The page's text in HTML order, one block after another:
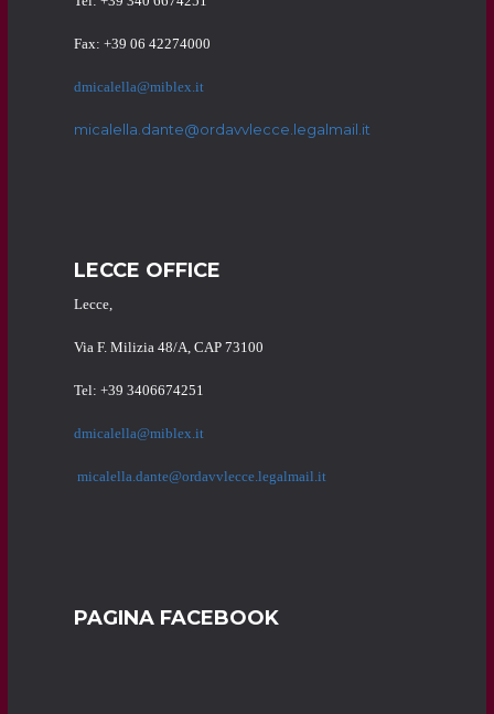
Fax: +39 06 42274000
dmicalella@miblex.it
micalella.dante@ordavvlecce.legalmail.it
LECCE OFFICE
Lecce,
Via F. Milizia 48/A, CAP 73100
Tel: +39 3406674251
dmicalella@miblex.it
micalella.dante@ordavvlecce.legalmail.it
PAGINA FACEBOOK